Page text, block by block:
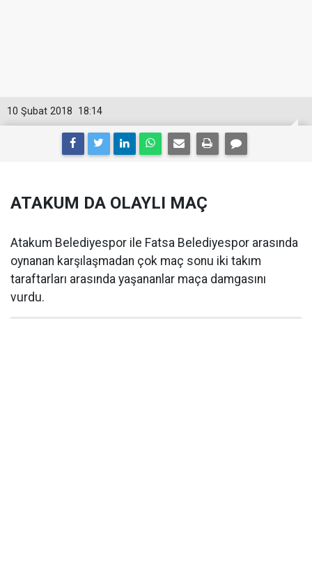
18:14
10 Şubat 2018
ATAKUM DA OLAYLI MAÇ
Atakum Belediyespor ile Fatsa Belediyespor arasında
oynanan karşılaşmadan çok maç sonu iki takım
taraftarları arasında yaşananlar maça damgasını
vurdu.